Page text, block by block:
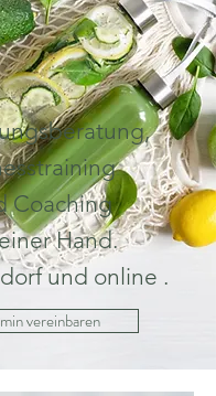
Coaching
Hand.
und online .
vereinbaren